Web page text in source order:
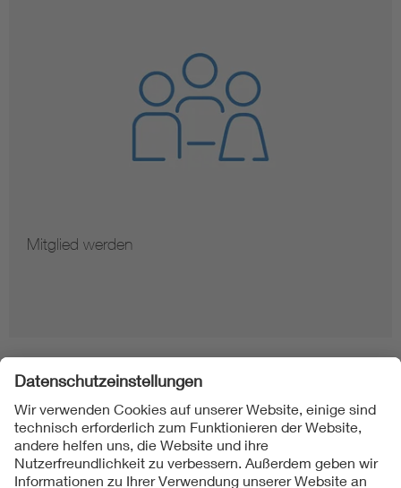
Mitglied werden
Folgen Sie uns